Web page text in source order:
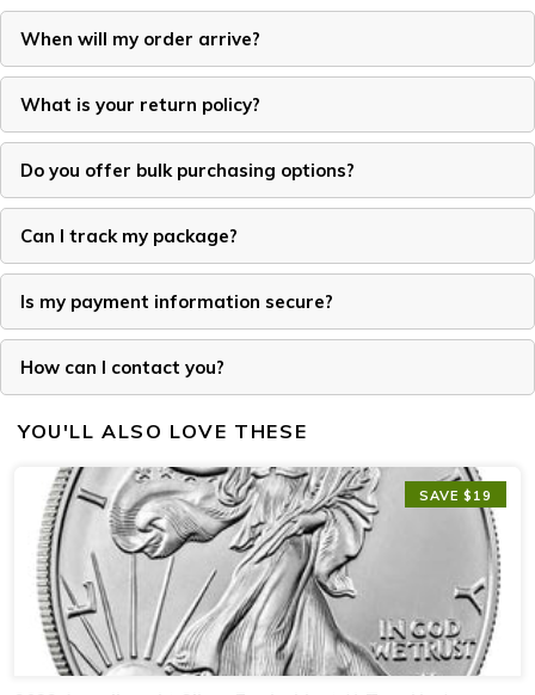
When will my order arrive?
What is your return policy?
Do you offer bulk purchasing options?
Can I track my package?
Is my payment information secure?
How can I contact you?
YOU'LL ALSO LOVE THESE
SAVE $19